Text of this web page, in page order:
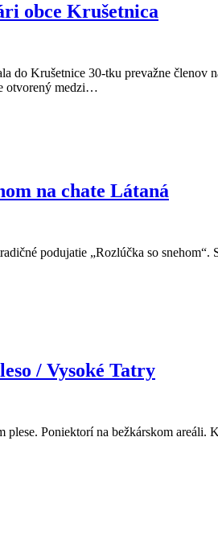
obce Krušetnica
do Krušetnice 30-tku prevažne
otvorený medzi…
na chate Látaná
podujatie „Rozlúčka so
/ Vysoké Tatry
plese. Poniektorí na bežkárskom